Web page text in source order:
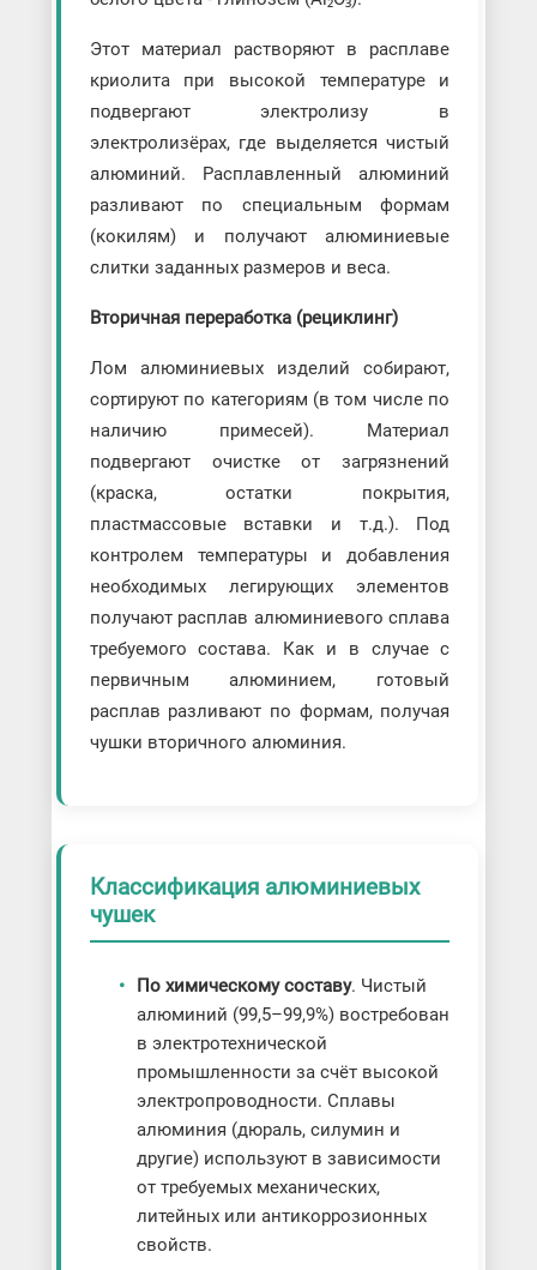
Этот материал растворяют в расплаве
криолита при высокой температуре и
подвергают электролизу в
электролизёрах, где выделяется чистый
алюминий. Расплавленный алюминий
разливают по специальным формам
(кокилям) и получают алюминиевые
слитки заданных размеров и веса.
Вторичная переработка (рециклинг)
Лом алюминиевых изделий собирают,
сортируют по категориям (в том числе по
наличию примесей). Материал
подвергают очистке от загрязнений
(краска, остатки покрытия,
пластмассовые вставки и т.д.). Под
контролем температуры и добавления
необходимых легирующих элементов
получают расплав алюминиевого сплава
требуемого состава. Как и в случае с
первичным алюминием, готовый
расплав разливают по формам, получая
чушки вторичного алюминия.
Классификация алюминиевых
чушек
По химическому составу. Чистый
алюминий (99,5–99,9%) востребован
в электротехнической
промышленности за счёт высокой
электропроводности. Сплавы
алюминия (дюраль, силумин и
другие) используют в зависимости
от требуемых механических,
литейных или антикоррозионных
свойств.